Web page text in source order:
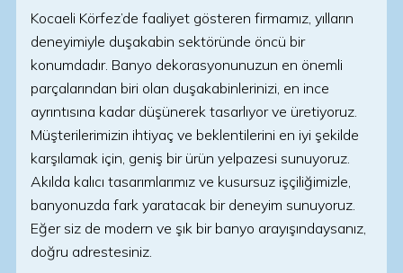
Kocaeli Körfez’de faaliyet gösteren firmamız, yılların
deneyimiyle duşakabin sektöründe öncü bir
konumdadır. Banyo dekorasyonunuzun en önemli
parçalarından biri olan duşakabinlerinizi, en ince
ayrıntısına kadar düşünerek tasarlıyor ve üretiyoruz.
Müşterilerimizin ihtiyaç ve beklentilerini en iyi şekilde
karşılamak için, geniş bir ürün yelpazesi sunuyoruz.
Akılda kalıcı tasarımlarımız ve kusursuz işçiliğimizle,
banyonuzda fark yaratacak bir deneyim sunuyoruz.
Eğer siz de modern ve şık bir banyo arayışındaysanız,
doğru adrestesiniz.